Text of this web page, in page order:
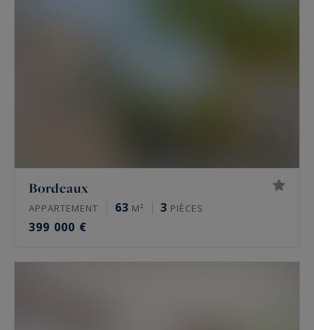
Bordeaux
APPARTEMENT 63 M² 3 PIÈCES
399 000 €